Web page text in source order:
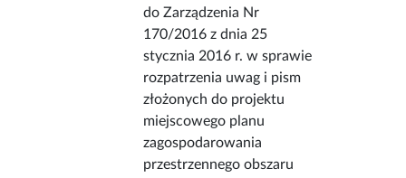
do Zarządzenia Nr
170/2016 z dnia 25
stycznia 2016 r. w sprawie
rozpatrzenia uwag i pism
złożonych do projektu
miejscowego planu
zagospodarowania
przestrzennego obszaru